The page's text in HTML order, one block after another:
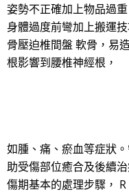
姿勢不正確加上物品過
身體過度前彎加上搬運
骨壓迫椎間盤 軟骨，易
根影響到腰椎神經根，
如腫、痛、瘀血等症狀
助受傷部位癒合及後續
傷期基本的處理步驟，